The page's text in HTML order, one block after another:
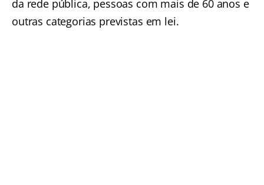
da rede pública, pessoas com mais de 60 anos e
outras categorias previstas em lei.